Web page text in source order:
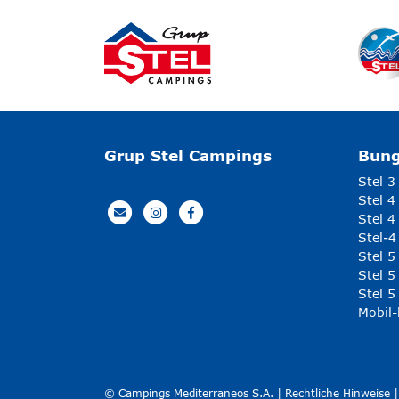
Grup Stel Campings
Stel 3
Stel 4
Stel 4
Stel-
Stel 5
Stel 5
Stel 5
© Campings Mediterraneos S.A. | Rechtliche Hinweise